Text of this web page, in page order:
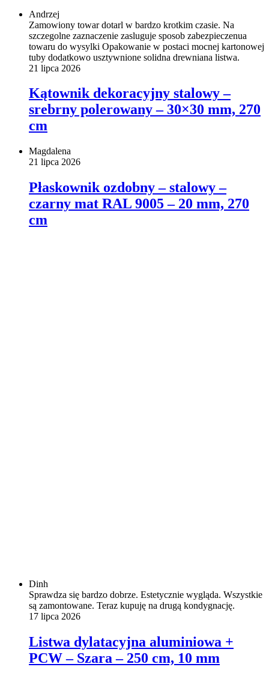
Andrzej
Zamowiony towar dotarl w bardzo krotkim czasie. Na
szczegolne zaznaczenie zasluguje sposob zabezpieczenua
towaru do wysylki Opakowanie w postaci mocnej kartonowej
tuby dodatkowo usztywnione solidna drewniana listwa.
21 lipca 2026
Kątownik dekoracyjny stalowy –
srebrny polerowany – 30×30 mm, 270
cm
Magdalena
21 lipca 2026
Płaskownik ozdobny – stalowy –
czarny mat RAL 9005 – 20 mm, 270
cm
Dinh
Sprawdza się bardzo dobrze. Estetycznie wygląda. Wszystkie
są zamontowane. Teraz kupuję na drugą kondygnację.
17 lipca 2026
Listwa dylatacyjna aluminiowa +
PCW – Szara – 250 cm, 10 mm